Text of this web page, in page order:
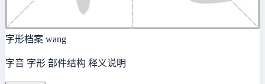
字形档案 wang
字音 字形 部件结构 释义说明